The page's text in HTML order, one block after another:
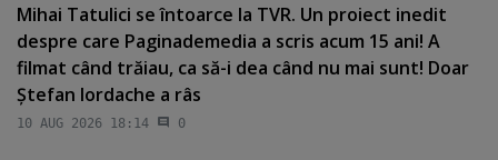
Mihai Tatulici se întoarce la TVR. Un proiect inedit
despre care Paginademedia a scris acum 15 ani! A
filmat când trăiau, ca să-i dea când nu mai sunt! Doar
Ştefan Iordache a râs
10 AUG 2026 18:14 0